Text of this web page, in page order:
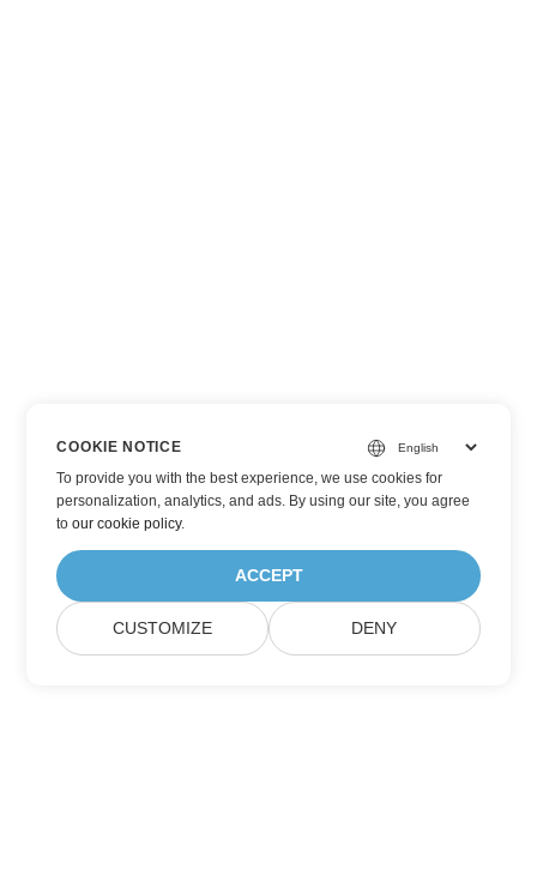
COOKIE NOTICE
To provide you with the best experience, we use cookies for
personalization, analytics, and ads. By using our site, you agree
toour cookie policy.
ACCEPT
CUSTOMIZE DENY